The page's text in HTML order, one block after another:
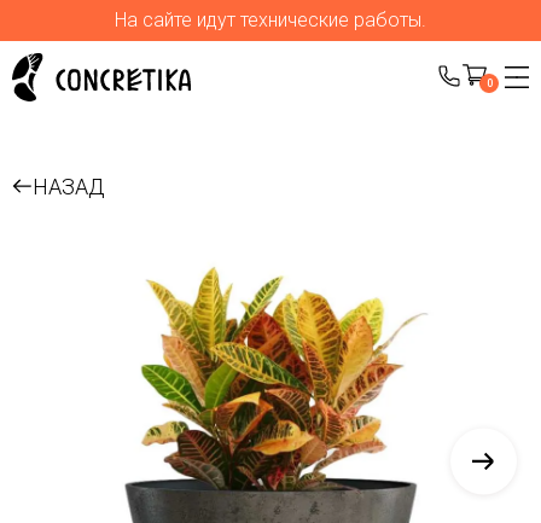
На сайте идут технические работы.
0
НАЗАД